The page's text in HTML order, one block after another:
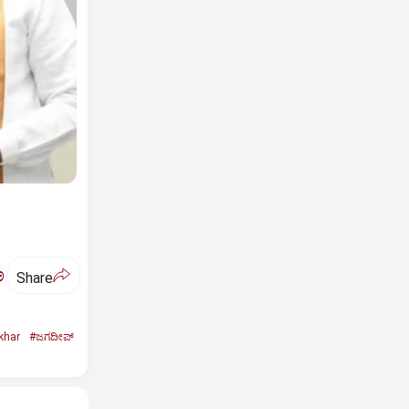
Share
#ಜಗದೀಪ್‌